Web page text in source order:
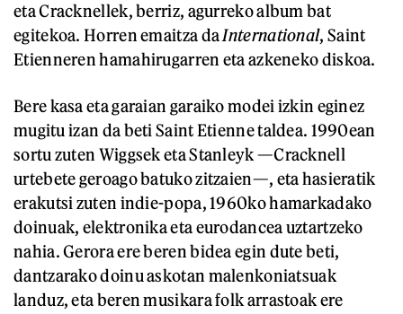
eta Cracknellek, berriz, agurreko album bat
egitekoa. Horren emaitza daInternational, Saint
Etienneren hamahirugarren eta azkeneko diskoa.
Bere kasa eta garaian garaiko modei izkin eginez
mugitu izan da beti Saint Etienne taldea. 1990ean
sortu zuten Wiggsek eta Stanleyk —Cracknell
urtebete geroago batuko zitzaien—, eta hasieratik
erakutsi zuten indie-popa, 1960ko hamarkadako
doinuak, elektronika eta eurodancea uztartzeko
nahia. Gerora ere beren bidea egin dute beti,
dantzarako doinu askotan malenkoniatsuak
landuz, eta beren musikara folk arrastoak ere